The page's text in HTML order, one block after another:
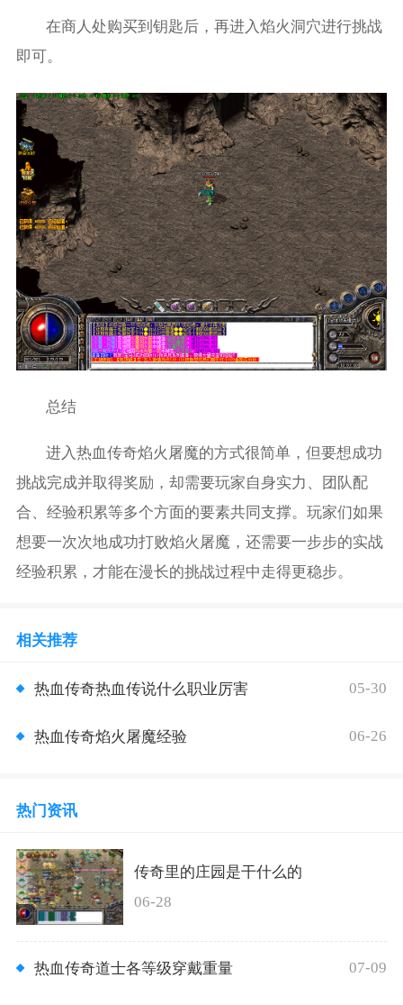
在商人处购买到钥匙后，再进入焰火洞穴进行挑战
即可。
总结
进入热血传奇焰火屠魔的方式很简单，但要想成功
挑战完成并取得奖励，却需要玩家自身实力、团队配
合、经验积累等多个方面的要素共同支撑。玩家们如果
想要一次次地成功打败焰火屠魔，还需要一步步的实战
经验积累，才能在漫长的挑战过程中走得更稳步。
相关推荐
热血传奇热血传说什么职业厉害 05-30
热血传奇焰火屠魔经验 06-26
热门资讯
传奇里的庄园是干什么的
06-28
热血传奇道士各等级穿戴重量 07-09